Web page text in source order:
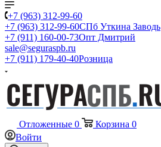
+7 (963) 312-99-60
+7 (963) 312-99-60СПб Уткина Заводь
+7 (911) 160-00-73Опт Дмитрий
sale@seguraspb.ru
+7 (911) 179-40-40Розница
Отложенные 0 Корзина 0
Войти